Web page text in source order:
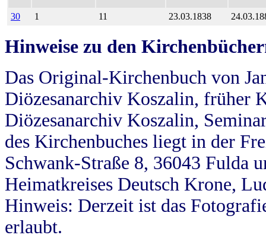
30 1 11 23.03.1838
Hinweise zu den
Das Original-Kirchenbuch von
Diözesanarchiv Koszalin, früher
Diözesanarchiv Koszalin,
des Kirchenbuches liegt in der
Schwank-Straße 8, 36043 Fulda
Heimatkreises Deutsch Krone,
Hinweis: Derzeit ist das
erlaubt.